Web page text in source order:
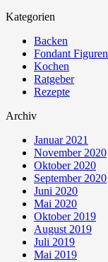
Kategorien
Backen
Fondant Figuren
Kochen
Ratgeber
Rezepte
Archiv
Januar 2021
November 2020
Oktober 2020
September 2020
Juni 2020
Mai 2020
Oktober 2019
August 2019
Juli 2019
Mai 2019